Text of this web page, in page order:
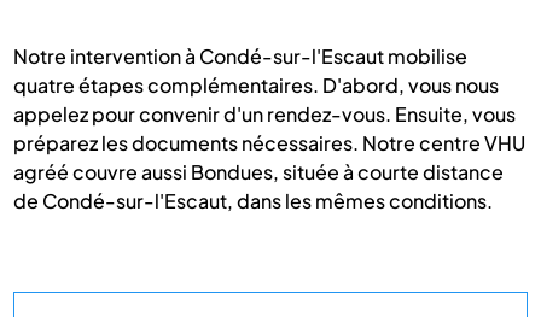
Notre intervention à Condé-sur-l'Escaut mobilise
quatre étapes complémentaires. D'abord, vous nous
appelez pour convenir d'un rendez-vous. Ensuite, vous
préparez les documents nécessaires. Notre centre VHU
agréé couvre aussi Bondues, située à courte distance
de Condé-sur-l'Escaut, dans les mêmes conditions.